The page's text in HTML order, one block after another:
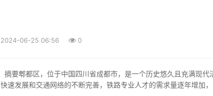
2024-06-25 06:56 0
快速发展和交通网络的不断完善，铁路专业人才的需求量逐年增加，